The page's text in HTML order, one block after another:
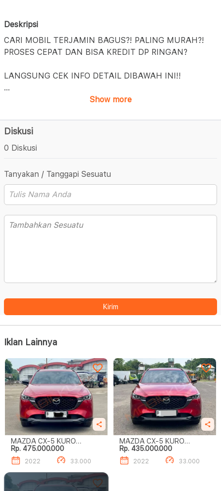
Deskripsi
CARI MOBIL TERJAMIN BAGUS?! PALING MURAH?!
PROSES CEPAT DAN BISA KREDIT DP RINGAN?
LANGSUNG CEK INFO DETAIL DIBAWAH INI!!
...
Show more
Diskusi
0 Diskusi
Tanyakan / Tanggapi Sesuatu
Kirim
Iklan Lainnya
MAZDA CX-5 KURO
EDITION
Rp. 475.000.000
2022 33.000
MAZDA CX-5 KURO
EDITION
Rp. 435.000.000
2022 33.000